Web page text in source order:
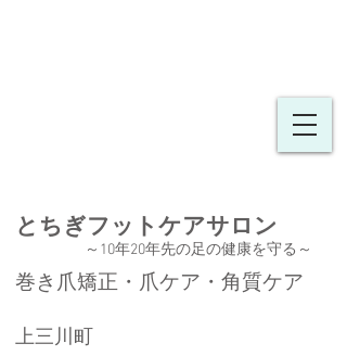
とちぎフットケア​​サロン
巻き爪矯正・爪ケア・角質ケア
上三川町
～10年20年先の足の健康を守る ～